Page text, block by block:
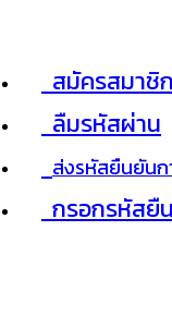
สมัครสมาชิก
ลืมรหัสผ่าน
ส่งรหัสยืนยันก
กรอกรหัสยื